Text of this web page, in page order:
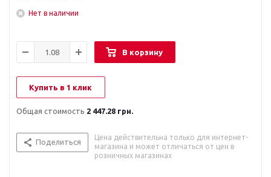
Нет в наличии
В корзину
Купить в 1 клик
Общая стоимость 2 447.28 грн.
Поделиться
Цена действительна только для интернет-
магазина и может отличаться от цен в
розничных магазинах